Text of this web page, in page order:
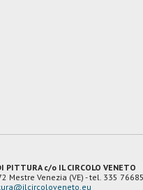
PITTURA c/o IL CIRCOLO VENETO
Mestre Venezia (VE) - tel. 335